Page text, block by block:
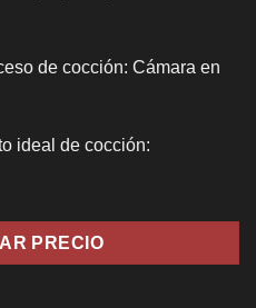
de cocción: Cámara en
ideal de cocción:
PRECIO